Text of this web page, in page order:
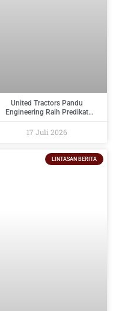
United Tractors Pandu
Engineering Raih Predikat
Regulatory Compliance Awards
17 Juli 2026
LINTASAN BERITA